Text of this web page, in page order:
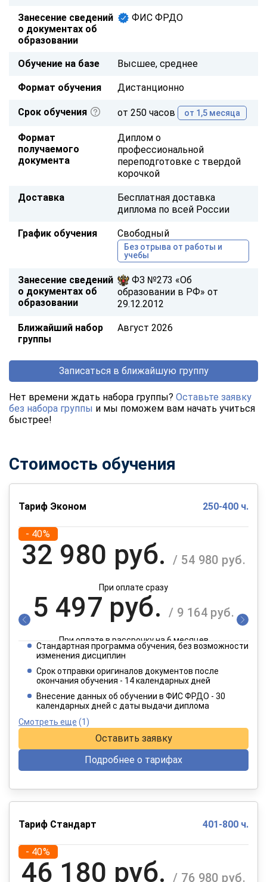
Занесение сведений
о документах об
образовании
ФИС ФРДО
Обучение на базе Высшее, среднее
Формат обучения Дистанционно
Срок обучения от 250 часов от 1,5 месяца
Формат
получаемого
документа
Диплом о
профессиональной
переподготовке с твердой
корочкой
Доставка
Бесплатная доставка
диплома по всей России
График обучения Свободный
Без отрыва от работы и
учебы
Занесение сведений
о документах об
образовании
ФЗ №273 «Об
образовании в РФ» от
29.12.2012
Ближайший набор
группы
Август 2026
Записаться в ближайшую группу
Нет времени ждать набора группы? Оставьте заявку
без набора группы и мы поможем вам начать учиться
быстрее!
Стоимость обучения
Тариф Эконом 250-400 ч.
- 40%
32 980 руб. / 54 980 руб.
При оплате сразу
5 497 руб. / 9 164 руб.
При оплате в рассрочку на 6 месяцев
2 749 руб.
При оплате в рассрочку на 12 месяцев
Стандартная программа обучения, без возможности
изменения дисциплин
Срок отправки оригиналов документов после
окончания обучения - 14 календарных дней
Внесение данных об обучении в ФИС ФРДО - 30
календарных дней с даты выдачи диплома
Смотреть еще (1)
Оставить заявку
Подробнее о тарифах
Тариф Стандарт 401-800 ч.
- 40%
46 180 руб. / 76 980 руб.